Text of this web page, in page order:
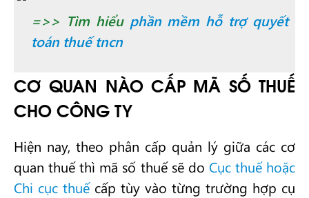
=>> Tìm hiểu phần mềm hỗ trợ quyết
toán thuế tncn
CƠ QUAN NÀO CẤP MÃ SỐ THUẾ
CHO CÔNG TY
Hiện nay, theo phân cấp quản lý giữa các cơ
quan thuế thì mã số thuế sẽ do Cục thuế hoặc
Chi cục thuếcấp tùy vào từng trường hợp cụ